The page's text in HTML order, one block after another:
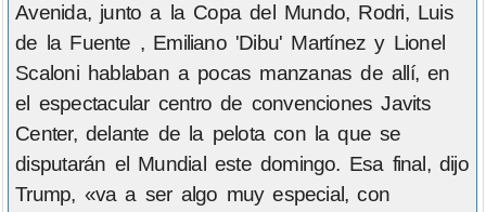
Avenida, junto a la Copa del Mundo, Rodri, Luis
de la Fuente , Emiliano 'Dibu' Martínez y Lionel
Scaloni hablaban a pocas manzanas de allí, en
el espectacular centro de convenciones Javits
Center, delante de la pelota con la que se
disputarán el Mundial este domingo. Esa final, dijo
Trump, «va a ser algo muy especial, con